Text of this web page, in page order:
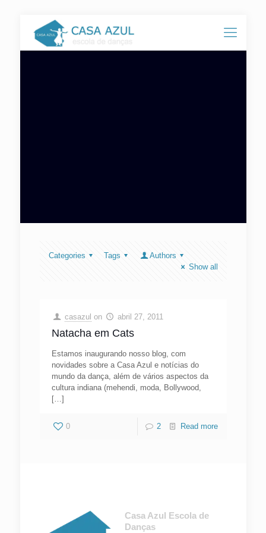
Categories Tags
Authors
Show all
casazul on abril 27, 2011
Natacha em Cats
Estamos inaugurando nosso blog, com
novidades sobre a Casa Azul e notícias do
mundo da dança, além de vários aspectos da
cultura indiana (mehendi, moda, Bollywood,
[…]
0 2 Read more
Casa Azul Escola de
Danças